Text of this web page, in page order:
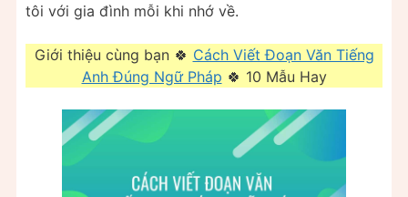
tôi với gia đình mỗi khi nhớ về.
Giới thiệu cùng bạn 🍀 Cách Viết Đoạn Văn Tiếng
Anh Đúng Ngữ Pháp 🍀 10 Mẫu Hay